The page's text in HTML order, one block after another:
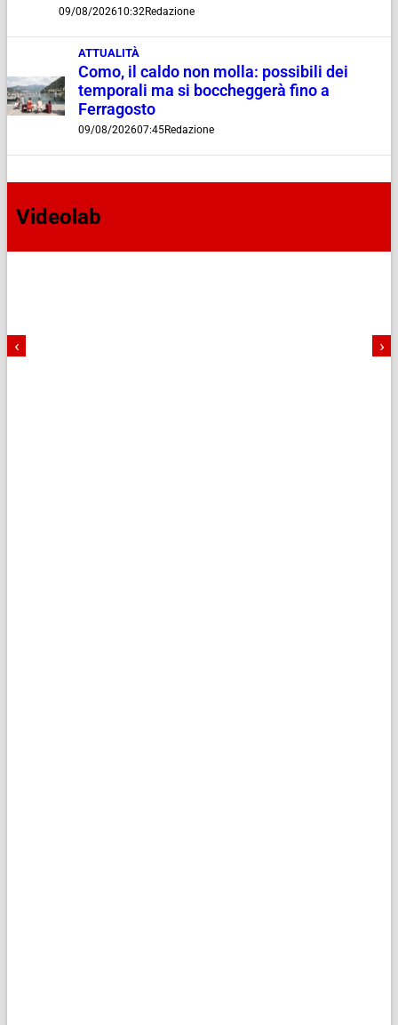
09/08/202610:32Redazione
ATTUALITÀ
Como, il caldo non molla: possibili dei
temporali ma si boccheggerà fino a
Ferragosto
09/08/202607:45Redazione
Videolab
‹ ›